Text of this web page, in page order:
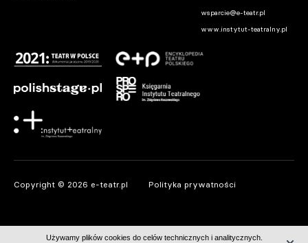
wsparcie@e-teatr.pl
www.instytut-teatralny.pl
Copyright © 2026 e-teatr.pl Polityka prywatności
Używamy plików cookies do celów technicznych i analitycznych.